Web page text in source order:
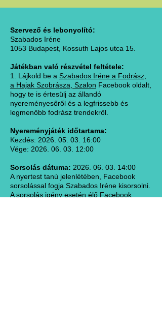
Szervező és lebonyolító:
Szabados Iréne
1053 Budapest, Kossuth Lajos utca 15.
Játékban való részvétel feltétele:
1. Lájkold be a Szabados Iréne a Fodrász,
a Hajak Szobrásza, Szalon Facebook oldalt,
hogy te is értesülj az állandó
nyereményesőről és a legfrissebb és
legmenőbb fodrász trendekről.
Nyereményjáték időtartama:
Kezdés: 2026. 05. 03. 16:00
Vége: 2026. 06. 03. 12:00
Sorsolás dátuma: 2026. 06. 03. 14:00
A nyertest tanú jelenlétében, Facebook
sorsolással fogja Szabados Iréne kisorsolni.
A sorsolás igény esetén élő Facebook